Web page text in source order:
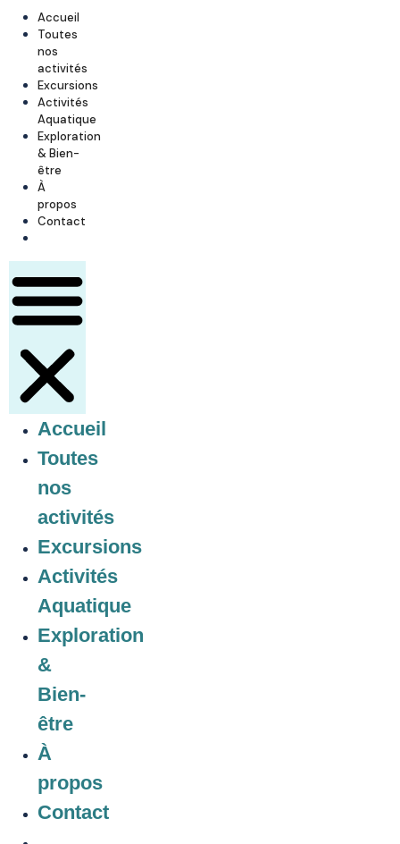
Accueil
Toutes
nos
activités
Excursions
Activités
Aquatique
Exploration
& Bien-
être
À
propos
Contact
Accueil
Toutes
nos
activités
Excursions
Activités
Aquatique
Exploration
&
Bien-
être
À
propos
Contact